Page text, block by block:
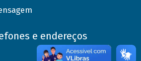
e endereços